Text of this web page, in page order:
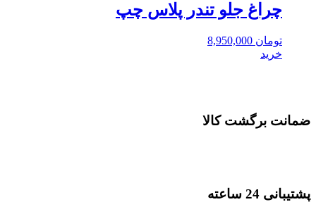
چراغ جلو تندر پلاس چپ
تومان
خرید
ضمانت برگشت کالا
پشتیبانی 24 ساعته